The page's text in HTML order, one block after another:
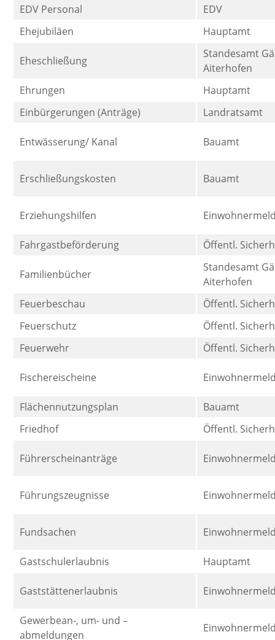
EDV Personal
EDV
Ehejubiläen
Hauptamt
Eheschließung
Standesamt
Aiterhofen
Ehrungen
Hauptamt
Einbürgerungen (Anträge)
Landratsamt
Entwässerung/ Kanal Bauamt
Erschließungskosten Bauamt
Erziehungshilfen
Fahrgastbeförderung Öffentl.
Familienbücher
Standesamt
Aiterhofen
Feuerbeschau
Öffentl.
Feuerschutz
Öffentl.
Feuerwehr
Öffentl.
Fischereischeine
Flächennutzungsplan
Bauamt
Friedhof
Öffentl.
Führerscheinanträge
Führungszeugnisse
Fundsachen
Gastschulerlaubnis Hauptamt
Gaststättenerlaubnis
Gewerbean-, um- und –
abmeldungen